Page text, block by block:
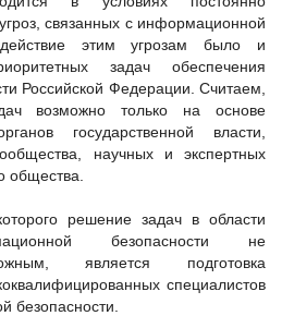
связанных с информационной
этим угрозам было и
задач обеспечения
Российской Федерации. Считаем,
возможно только на основе
государственной власти,
научных и экспертных
общества.
решение задач в области
безопасности не
является подготовка
специалистов
безопасности.